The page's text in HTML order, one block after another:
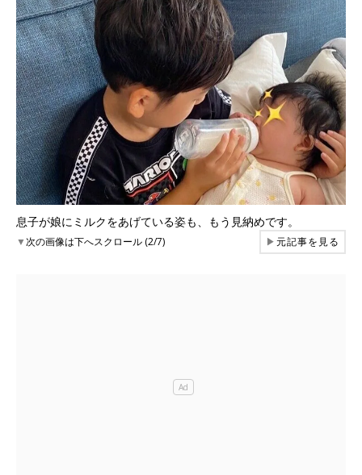
息子が娘にミルクをあげている姿も、もう見納めです。
▼次の画像は下へスクロール (2/7) ▶元記事を見る